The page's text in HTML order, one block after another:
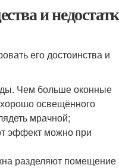
и
его достоинства и
Чем больше оконные
освещённого
мрачной;
эффект можно при
разделяют помещение